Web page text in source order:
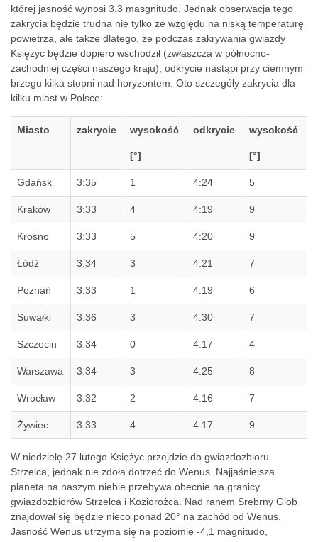
której jasność wynosi 3,3 masgnitudo. Jednak obserwacja tego
zakrycia będzie trudna nie tylko ze względu na niską temperaturę
powietrza, ale także dlatego, że podczas zakrywania gwiazdy
Księżyc będzie dopiero wschodził (zwłaszcza w północno-
zachodniej części naszego kraju), odkrycie nastąpi przy ciemnym
brzegu kilka stopni nad horyzontem. Oto szczegóły zakrycia dla
kilku miast w Polsce:
Miasto zakrycie wysokość
[°]
odkrycie wysokość
[°]
Gdańsk 3:35 1 4:24 5
Kraków 3:33 4 4:19 9
Krosno 3:33 5 4:20 9
Łódź 3:34 3 4:21 7
Poznań 3:33 1 4:19 6
Suwałki 3:36 3 4:30 7
Szczecin 3:34 0 4:17 4
Warszawa 3:34 3 4:25 8
Wrocław 3:32 2 4:16 7
Żywiec 3:33 4 4:17 9
W niedzielę 27 lutego Księżyc przejdzie do gwiazdozbioru
Strzelca, jednak nie zdoła dotrzeć do Wenus. Najjaśniejsza
planeta na naszym niebie przebywa obecnie na granicy
gwiazdozbiorów Strzelca i Koziorożca. Nad ranem Srebrny Glob
znajdował się będzie nieco ponad 20° na zachód od Wenus.
Jasność Wenus utrzyma się na poziomie -4,1 magnitudo,